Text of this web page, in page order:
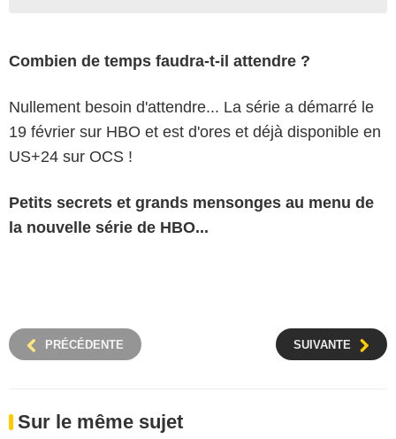
Combien de temps faudra-t-il attendre ?
Nullement besoin d'attendre... La série a démarré le
19 février sur HBO et est d'ores et déjà disponible en
US+24 sur OCS !
Petits secrets et grands mensonges au menu de
la nouvelle série de HBO...
PRÉCÉDENTE SUIVANTE
Sur le même sujet